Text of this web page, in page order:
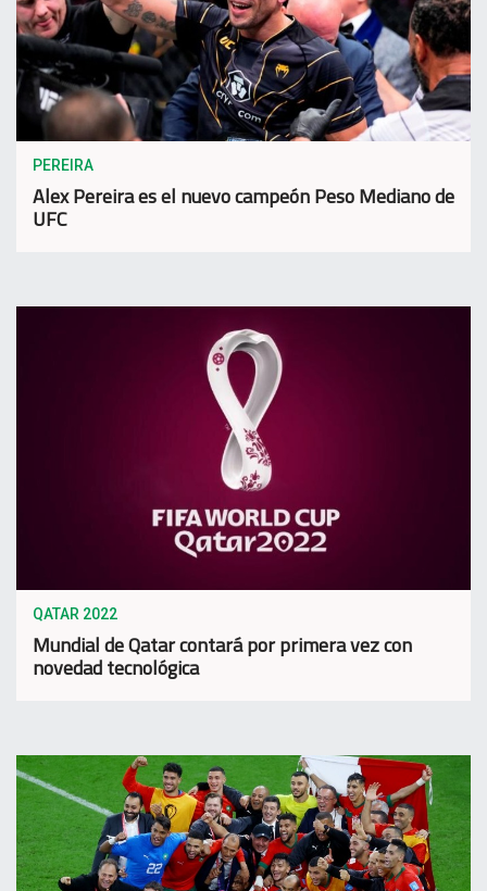
PEREIRA
Alex Pereira es el nuevo campeón Peso Mediano de
UFC
QATAR 2022
Mundial de Qatar contará por primera vez con
novedad tecnológica